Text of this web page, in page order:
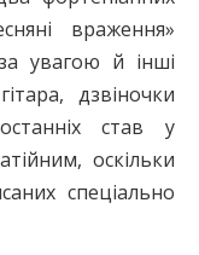
враження»
увагою й інші
дзвіночки
став у
оскільки
спеціально